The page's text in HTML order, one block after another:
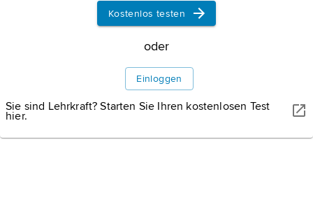
Kostenlos testen
oder
Einloggen
Sie sind Lehrkraft? Starten Sie Ihren kostenlosen Test
hier.